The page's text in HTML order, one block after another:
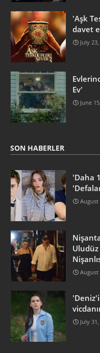
'Aşk
davet
July
Ev'
June
SON HABERLER
'Daha
August
August
July